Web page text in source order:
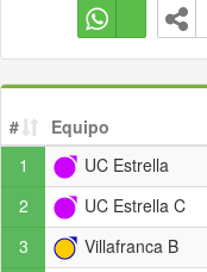
# Equipo
1
UC Estrella
2
UC Estrella C
3
Villafranca B